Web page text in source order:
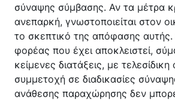
σύναψης σύμβασης. Αν τα μέτρα
ανεπαρκή, γνωστοποιείται στον
το σκεπτικό της απόφασης αυτής.
φορέας που έχει αποκλειστεί,
κείμενες διατάξεις, με
συμμετοχή σε διαδικασίες
ανάθεσης παραχώρησης δεν